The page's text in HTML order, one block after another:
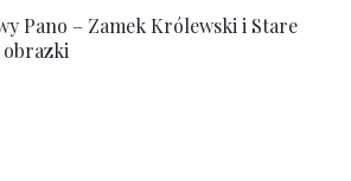
Pano – Zamek Królewski i Stare
obrazki